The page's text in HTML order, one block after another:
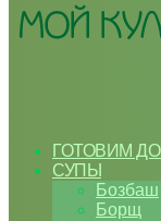
ГОТОВИМ
СУПЫ
Бозбаш
Борщ